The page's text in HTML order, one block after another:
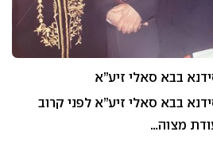
בבא סאלי זיע”א
בבא סאלי זיע”א לפני קרוב
מצוה…